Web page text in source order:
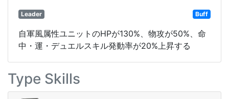
Leader Buff
自軍風属性ユニットのHPが130%、物攻が50%、命
中・運・デュエルスキル発動率が20%上昇する
Type Skills